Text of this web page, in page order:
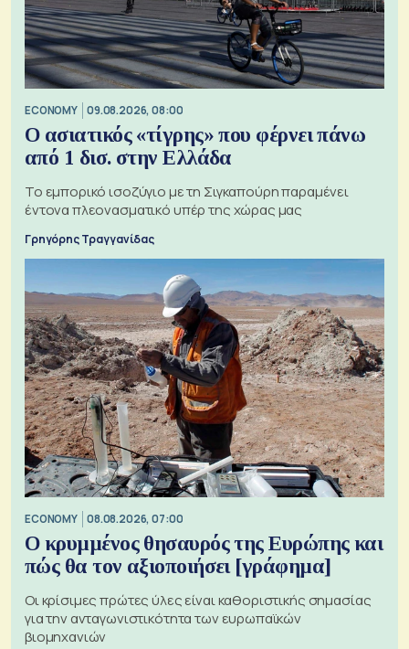
ECONOMY 09.08.2026, 08:00
Ο ασιατικός «τίγρης» που φέρνει πάνω
από 1 δισ. στην Ελλάδα
Το εμπορικό ισοζύγιο με τη Σιγκαπούρη παραμένει
έντονα πλεονασματικό υπέρ της χώρας μας
Γρηγόρης Τραγγανίδας
ECONOMY 08.08.2026, 07:00
Ο κρυμμένος θησαυρός της Ευρώπης και
πώς θα τον αξιοποιήσει [γράφημα]
Οι κρίσιμες πρώτες ύλες είναι καθοριστικής σημασίας
για την ανταγωνιστικότητα των ευρωπαϊκών
βιομηχανιών